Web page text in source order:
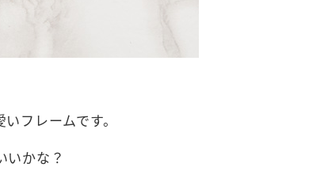
フレームです。
いかな？